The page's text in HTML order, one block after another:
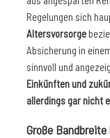
Regelungen sich
Altersvorsorge
Absicherung in
sinnvoll und
Einkünften und
allerdings gar nicht
Große